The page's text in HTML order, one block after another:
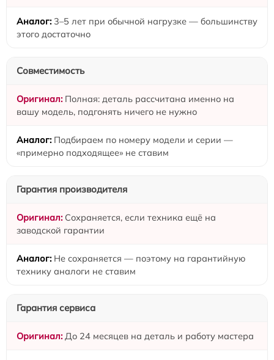
3–5 лет при обычной нагрузке — большинству
этого достаточно
Совместимость
Полная: деталь рассчитана именно на
вашу модель, подгонять ничего не нужно
Подбираем по номеру модели и серии —
«примерно подходящее» не ставим
Гарантия производителя
Сохраняется, если техника ещё на
заводской гарантии
Не сохраняется — поэтому на гарантийную
технику аналоги не ставим
Гарантия сервиса
До 24 месяцев на деталь и работу мастера